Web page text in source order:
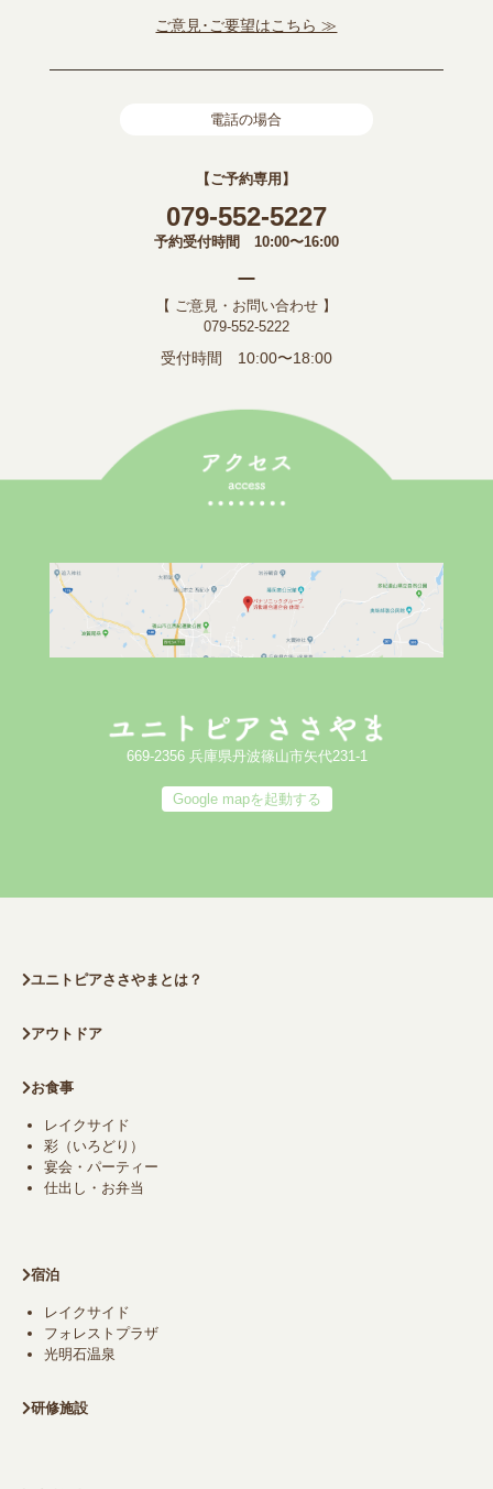
ご意見･ご要望はこちら ≫
電話の場合
【ご予約専用】
079-552-5227
予約受付時間 10:00〜16:00
【 ご意見・お問い合わせ 】
079-552-5222
受付時間 10:00〜18:00
669-2356 兵庫県丹波篠山市矢代231-1
Google mapを起動する
ユニトピアささやまとは？
アウトドア
お食事
レイクサイド
彩（いろどり）
宴会・パーティー
仕出し・お弁当
宿泊
レイクサイド
フォレストプラザ
光明石温泉
研修施設